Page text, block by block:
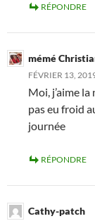
RÉPONDRE
mémé
FÉVRIER 13,
Moi, j’aime
pas eu froid
journée
RÉPONDRE
Cathy-patch